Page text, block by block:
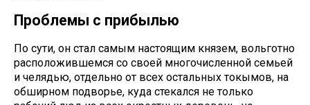
Проблемы с прибылью
По сути, он стал самым настоящим князем, вольготно
расположившемся со своей многочисленной семьей
и челядью, отдельно от всех остальных токымов, на
обширном подворье, куда стекался не только